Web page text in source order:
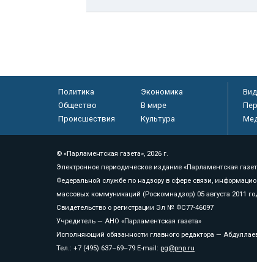
Политика
Экономика
Общество
В мире
Происшествия
Культура
© «Парламентская газета», 2026 г.
Электронное периодическое издание «Парламентская
Федеральной службе по надзору в сфере связи,
массовых коммуникаций (Роскомнадзор) 05 августа 2011
Свидетельство о регистрации Эл № ФС77-46097
Учредитель — АНО «Парламентская газета»
Исполняющий обязанности главного редактора —
Тел.: +7 (495) 637–69–79 E-mail: pg@pnp.ru